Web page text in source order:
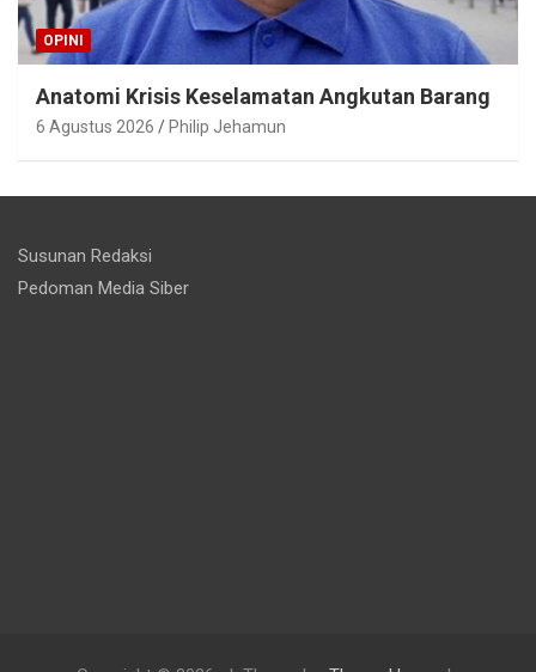
OPINI
Anatomi Krisis Keselamatan Angkutan Barang
6 Agustus 2026 Philip Jehamun
Susunan Redaksi
Pedoman Media Siber